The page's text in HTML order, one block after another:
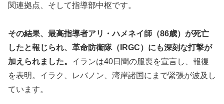
関連拠点、そして指導部中枢です。
その結果、最高指導者アリ・ハメネイ師（86歳）が死亡
したと報じられ、革命防衛隊（IRGC）にも深刻な打撃が
加えられました。 イランは40日間の服喪を宣言し、報復
を表明。イラク、レバノン、湾岸諸国にまで緊張が波及し
ています。